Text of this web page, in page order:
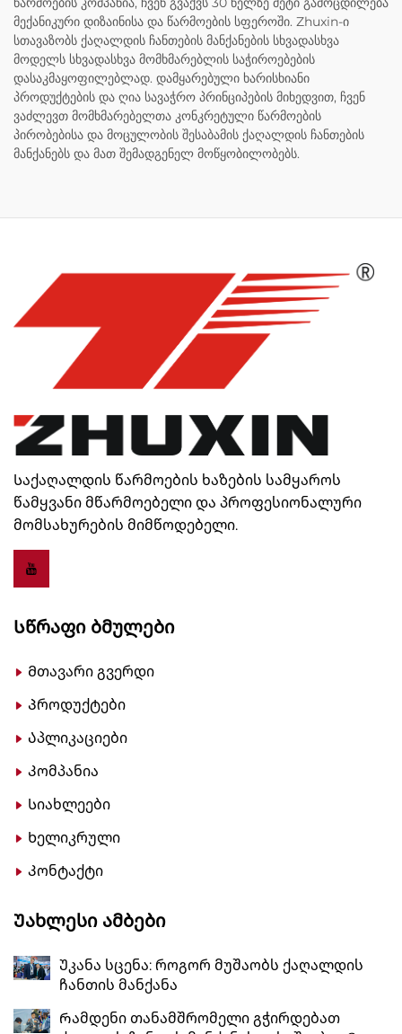
მექანიკური დიზაინისა და წარმოების სფეროში. Zhuxin-ი
სთავაზობს ქაღალდის ჩანთების მანქანების სხვადასხვა
მოდელს სხვადასხვა მომხმარებლის საჭიროებების
დასაკმაყოფილებლად. დამყარებული ხარისხიანი
პროდუქტების და ღია სავაჭრო პრინციპების მიხედვით, ჩვენ
ვაძლევთ მომხმარებელთა კონკრეტული წარმოების
პირობებისა და მოცულობის შესაბამის ქაღალდის ჩანთების
მანქანებს და მათ შემადგენელ მოწყობილობებს.
Საქაღალდის წარმოების ხაზების სამყაროს
წამყვანი მწარმოებელი და პროფესიონალური
მომსახურების მიმწოდებელი.
Სწრაფი Ბმულები
Მთავარი გვერდი
Პროდუქტები
Აპლიკაციები
Კომპანია
Სიახლეები
Ხელიკრული
Კონტაქტი
Უახლესი Ამბები
Უკანა სცენა: როგორ მუშაობს ქაღალდის
ჩანთის მანქანა
Რამდენი თანამშრომელი გჭირდებათ